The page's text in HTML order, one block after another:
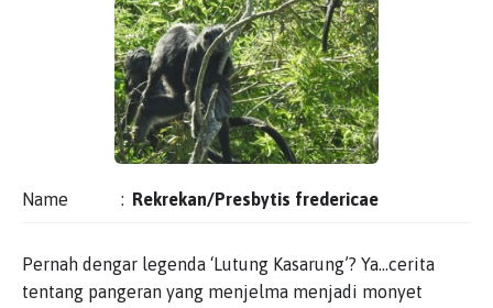
Name : Rekrekan/Presbytis fredericae
Pernah dengar legenda ‘Lutung Kasarung’? Ya…cerita
tentang pangeran yang menjelma menjadi monyet